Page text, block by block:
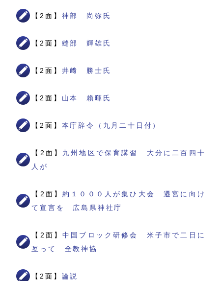
【2面】 神部 尚弥氏
【2面】 縫部 輝雄氏
【2面】 井﨑 勝士氏
【2面】 山本 賴暉氏
【2面】 本庁辞令（九月二十日付）
【2面】 九州地区で保育講習 大分に二百四十
人が
【2面】約１０００人が集ひ大会 遷宮に向け
て宣言を 広島県神社庁
【2面】中国ブロック研修会 米子市で二日に
亙って 全教神協
【2面】 論説